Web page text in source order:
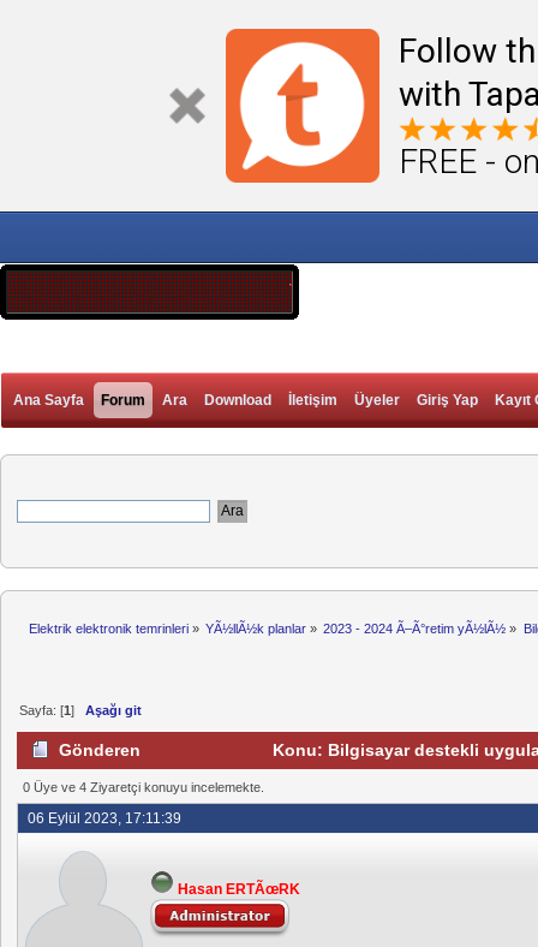
Follow
with
FREE -
Ana Sayfa Forum Ara Download İletişim Üyeler Giriş Yap Kayıt
Elektrik elektronik temrinleri» YÃ½llÃ½k planlar » 2023 - 2024 Ã–Ã°retim yÃ½lÃ½ »
Sayfa: [1] Aşağı git
Gönderen Konu: Bilgisayar destekli
0 Üye ve 4 Ziyaretçi konuyu incelemekte.
06 Eylül 2023, 17:11:39
Hasan ERTÃœRK